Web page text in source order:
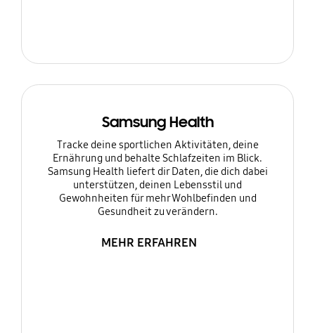
Samsung Health
Tracke deine sportlichen Aktivitäten, deine
Ernährung und behalte Schlafzeiten im Blick.
Samsung Health liefert dir Daten, die dich dabei
unterstützen, deinen Lebensstil und
Gewohnheiten für mehr Wohlbefinden und
Gesundheit zu verändern.
MEHR ERFAHREN